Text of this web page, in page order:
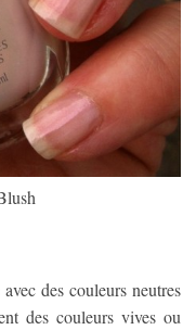
des couleurs neutres
des couleurs vives ou